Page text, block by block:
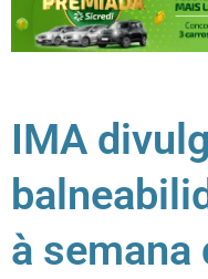
IMA
à semana